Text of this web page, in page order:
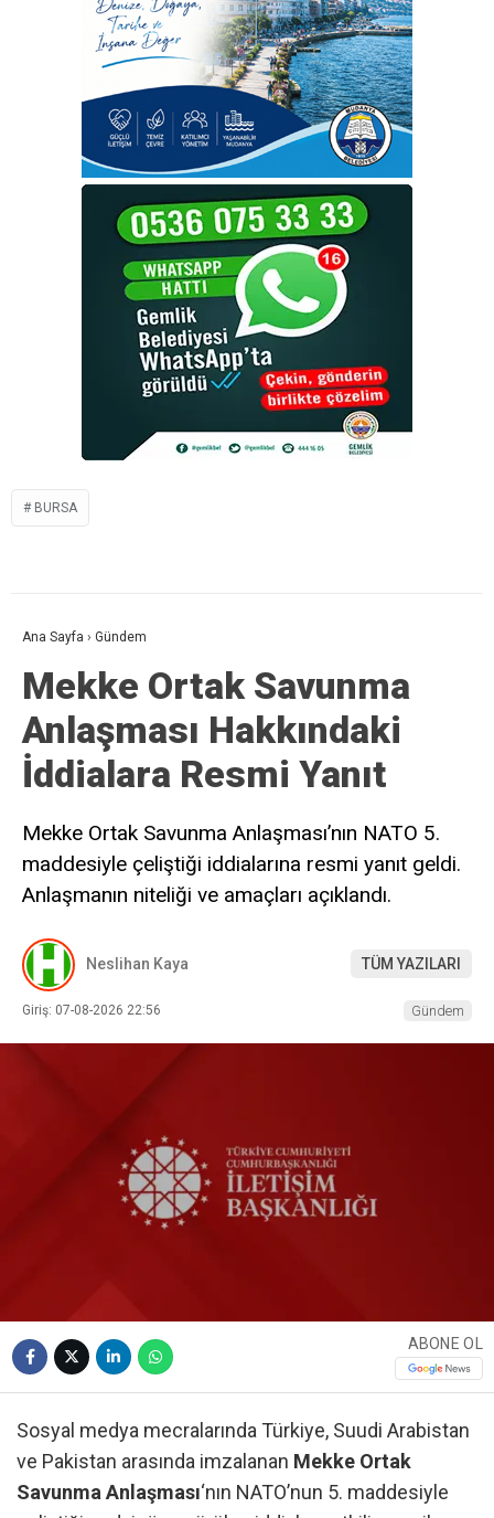
BURSA
Ana Sayfa › Gündem
Mekke Ortak Savunma
Anlaşması Hakkındaki
İddialara Resmi Yanıt
Mekke Ortak Savunma Anlaşması’nın NATO 5.
maddesiyle çeliştiği iddialarına resmi yanıt geldi.
Anlaşmanın niteliği ve amaçları açıklandı.
Neslihan Kaya TÜM YAZILARI
Giriş: 07-08-2026 22:56 Gündem
ABONE OL
Sosyal medya mecralarında Türkiye, Suudi Arabistan
ve Pakistan arasında imzalanan Mekke Ortak
Savunma Anlaşması‘nın NATO’nun 5. maddesiyle